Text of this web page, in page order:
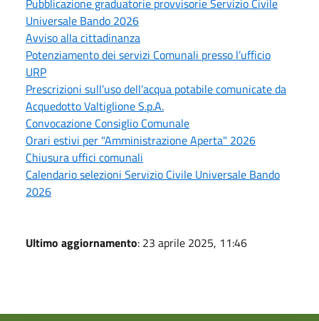
Pubblicazione graduatorie provvisorie Servizio Civile
Universale Bando 2026
Avviso alla cittadinanza
Potenziamento dei servizi Comunali presso l’ufficio
URP
Prescrizioni sull’uso dell’acqua potabile comunicate da
Acquedotto Valtiglione S.p.A.
Convocazione Consiglio Comunale
Orari estivi per "Amministrazione Aperta" 2026
Chiusura uffici comunali
Calendario selezioni Servizio Civile Universale Bando
2026
Ultimo aggiornamento: 23 aprile 2025, 11:46